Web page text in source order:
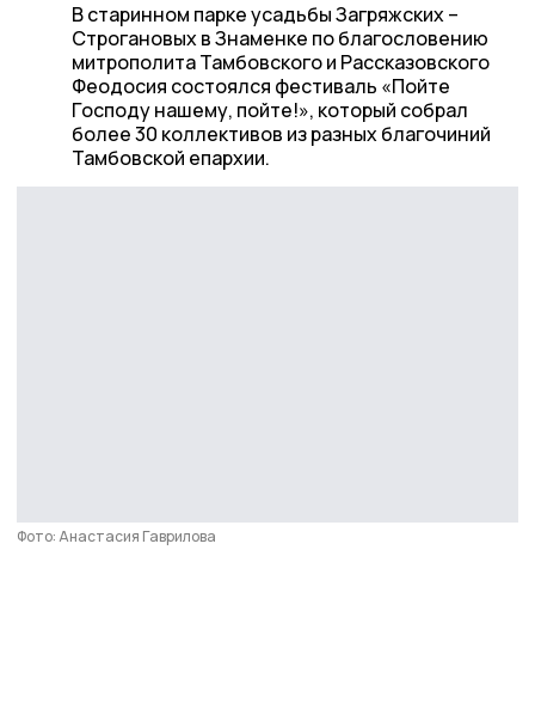
В старинном парке усадьбы Загряжских –
Строгановых в Знаменке по благословению
митрополита Тамбовского и Рассказовского
Феодосия состоялся фестиваль «Пойте
Господу нашему, пойте!», который собрал
более 30 коллективов из разных благочиний
Тамбовской епархии.
Фото: Анастасия Гаврилова